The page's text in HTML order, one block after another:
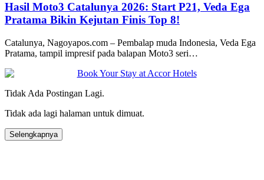
Hasil Moto3 Catalunya 2026: Start P21, Veda Ega
Pratama Bikin Kejutan Finis Top 8!
Catalunya, Nagoyapos.com – Pembalap muda Indonesia, Veda Ega
Pratama, tampil impresif pada balapan Moto3 seri…
Tidak Ada Postingan Lagi.
Tidak ada lagi halaman untuk dimuat.
Selengkapnya